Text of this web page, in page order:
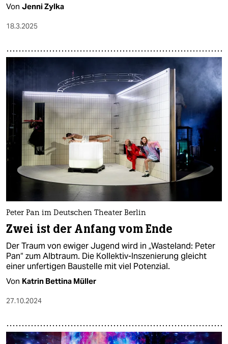
Von Jenni Zylka
18.3.2025
Peter Pan im Deutschen Theater Berlin
Zwei ist der Anfang vom Ende
Der Traum von ewiger Jugend wird in „Wasteland: Peter
Pan“ zum Albtraum. Die Kollektiv-Inszenierung gleicht
einer unfertigen Baustelle mit viel Potenzial.
Von Katrin Bettina Müller
27.10.2024